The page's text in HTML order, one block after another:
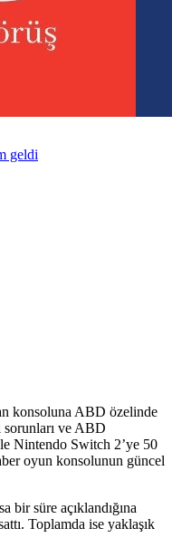
konsoluna ABD özelinde
sorunları ve ABD
Nintendo Switch 2’ye 50
oyun konsolunun güncel
bir süre açıklandığına
Toplamda ise yaklaşık